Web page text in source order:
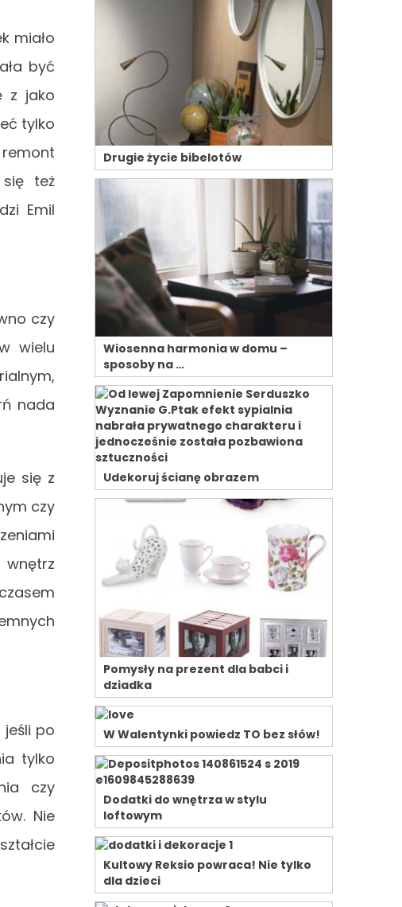
miało
być
z jako
tylko
też
Emil
czy
wielu
nada
się z
czy
wnętrz
jeśli po
tylko
czy
Nie
Drugie życie bibelotów
Wiosenna harmonia w domu –
sposoby na …
Udekoruj ścianę obrazem
Pomysły na prezent dla babci i
dziadka
W Walentynki powiedz TO bez słów!
Dodatki do wnętrza w stylu
loftowym
Kultowy Reksio powraca! Nie tylko
dla dzieci